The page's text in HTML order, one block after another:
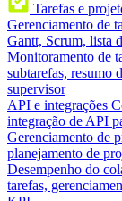
Tarefas e
Gerenciamento de
Gantt, Scrum, lista
Monitoramento de
subtarefas, resumo
supervisor
API e integrações
integração de API
Gerenciamento de
planejamento de
Desempenho do
tarefas,